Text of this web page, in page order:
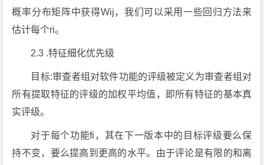
概率分布矩阵中获得Wij，我们可以采用一些回归方法来
估计每个ri。
2.3 .特征细化优先级
目标:审查者组对软件功能的评级被定义为审查者组对
所有提取特征的评级的加权平均值，即所有特征的基本真
实评级。
对于每个功能fi，其在下一版本中的目标评级要么保
持不变，要么提高到更高的水平。由于评论是有限的和离